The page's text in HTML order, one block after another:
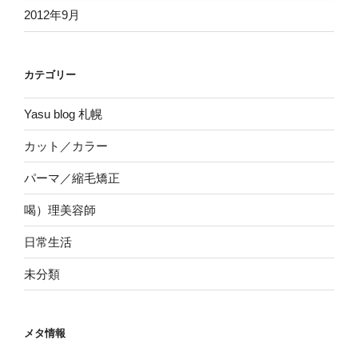
2012年9月
カテゴリー
Yasu blog 札幌
カット／カラー
パーマ／縮毛矯正
喝）理美容師
日常生活
未分類
メタ情報